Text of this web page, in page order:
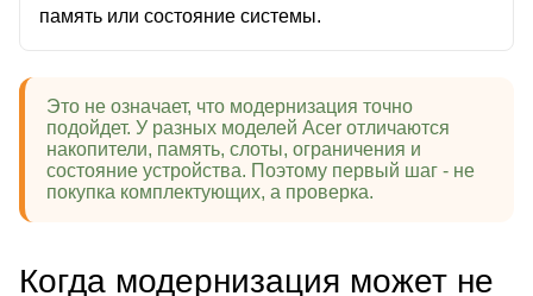
память или состояние системы.
Это не означает, что модернизация точно
подойдет. У разных моделей Acer отличаются
накопители, память, слоты, ограничения и
состояние устройства. Поэтому первый шаг - не
покупка комплектующих, а проверка.
Когда модернизация может не